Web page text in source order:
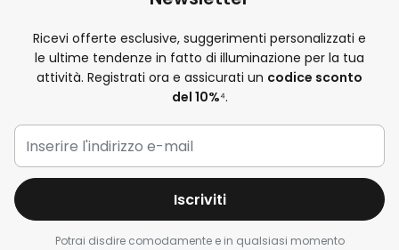
Ricevi offerte esclusive, suggerimenti personalizzati e
le ultime tendenze in fatto di illuminazione per la tua
attività. Registrati ora e assicurati un codice sconto
del 10%⁴.
Iscriviti
Potrai disdire comodamente e in qualsiasi momento